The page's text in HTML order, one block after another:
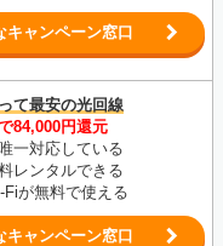
キャンペーン窓口
て最安の光回線
84,000円還元
一対応している
レンタルできる
が無料で使える
キャンペーン窓口